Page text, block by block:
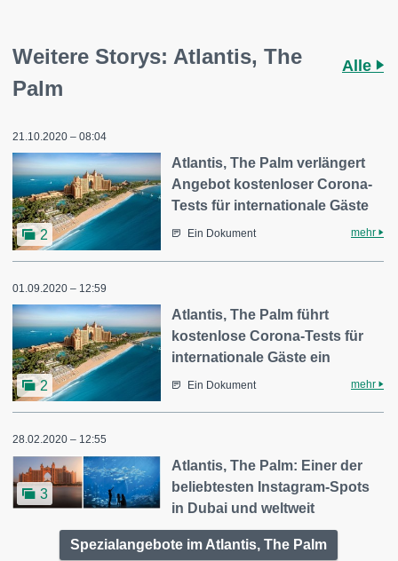
Weitere Storys: Atlantis, The
Palm
Alle
21.10.2020 – 08:04
2
Atlantis, The Palm verlängert
Angebot kostenloser Corona-
Tests für internationale Gäste
Ein Dokument mehr
01.09.2020 – 12:59
2
Atlantis, The Palm führt
kostenlose Corona-Tests für
internationale Gäste ein
Ein Dokument mehr
28.02.2020 – 12:55
3
Atlantis, The Palm: Einer der
beliebtesten Instagram-Spots
in Dubai und weltweit
Spezialangebote im Atlantis, The Palm